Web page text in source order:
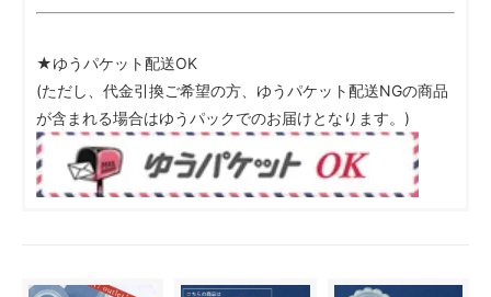
★ゆうパケット配送OK
(ただし、代金引換ご希望の方、ゆうパケット配送NGの商品
が含まれる場合はゆうパックでのお届けとなります。)